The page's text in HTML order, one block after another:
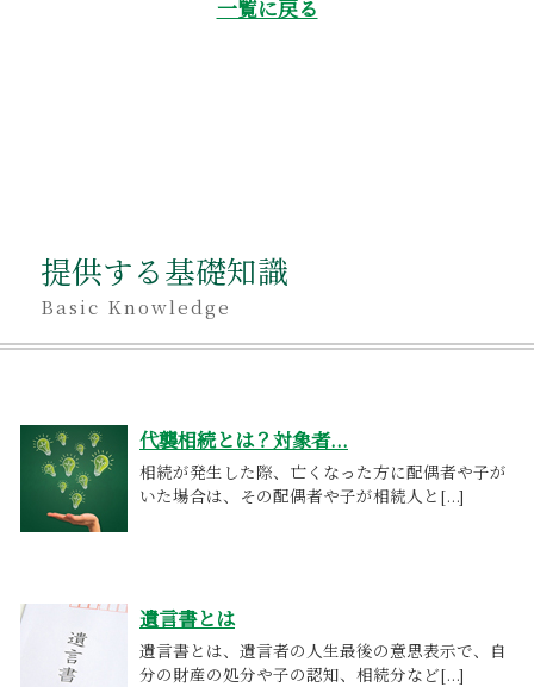
一覧に戻る
提供する基礎知識
Basic Knowledge
代襲相続とは？対象者...
相続が発生した際、亡くなった方に配偶者や子が
いた場合は、その配偶者や子が相続人と[...]
遺言書とは
遺言書とは、遺言者の人生最後の意思表示で、自
分の財産の処分や子の認知、相続分など[...]